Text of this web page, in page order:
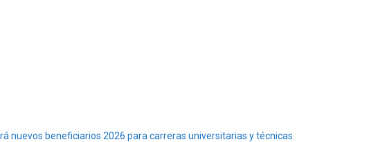
nuevos beneficiarios 2026 para carreras universitarias y técnicas